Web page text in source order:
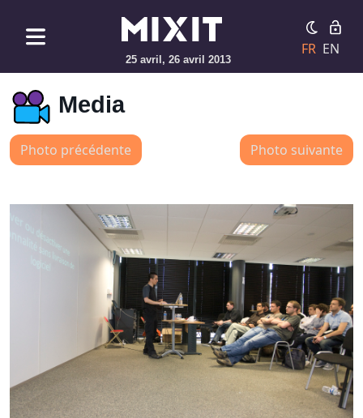
25 avril, 26 avril 2013
FR EN
Media
Photo précédente Photo suivante